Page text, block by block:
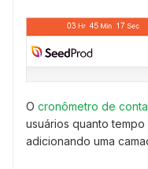
O cronômetro de
usuários quanto
adicionando uma